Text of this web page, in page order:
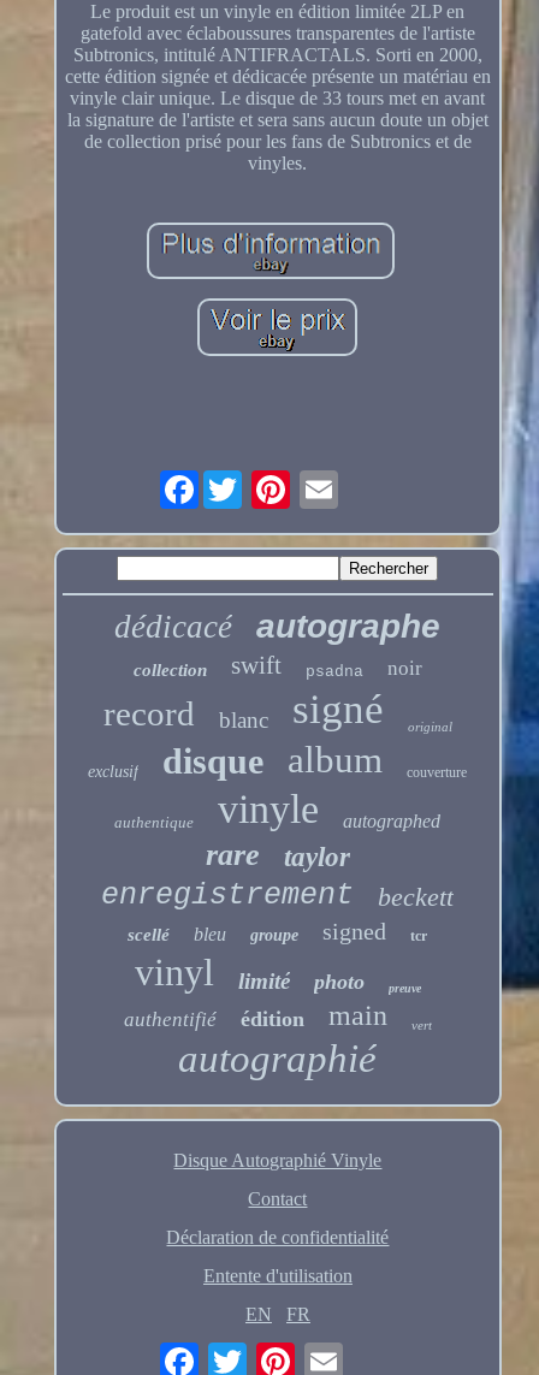
Le produit est un vinyle en édition limitée 2LP en
gatefold avec éclaboussures transparentes de l'artiste
Subtronics, intitulé ANTIFRACTALS. Sorti en 2000,
cette édition signée et dédicacée présente un matériau en
vinyle clair unique. Le disque de 33 tours met en avant
la signature de l'artiste et sera sans aucun doute un objet
de collection prisé pour les fans de Subtronics et de
vinyles.
Facebook
dédicacé autographe
collection swift psadna noir
record blanc signé original
exclusif disque album couverture
authentique vinyle autographed
rare taylor
enregistrement beckett
scellé bleu groupe signed tcr
vinyl limité photo preuve
authentifié édition main vert
autographié
Disque Autographié Vinyle
Contact
Déclaration de confidentialité
Entente d'utilisation
EN
FR